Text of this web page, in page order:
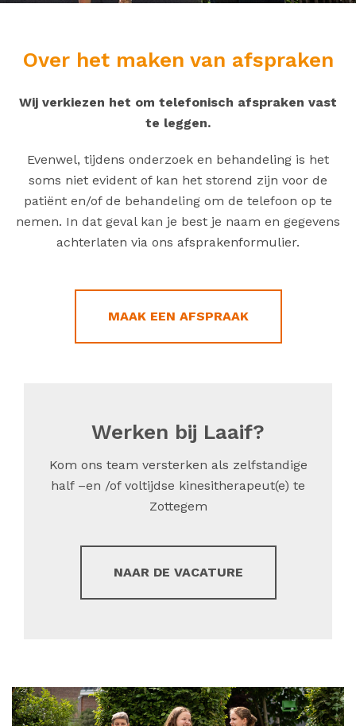
Over het maken van afspraken
Wij verkiezen het om telefonisch afspraken vast
te leggen.
Evenwel, tijdens onderzoek en behandeling is het
soms niet evident of kan het storend zijn voor de
patiënt en/of de behandeling om de telefoon op te
nemen. In dat geval kan je best je naam en gegevens
achterlaten via ons afsprakenformulier.
MAAK EEN AFSPRAAK
Werken bij Laaif?
Kom ons team versterken als zelfstandige
half –en /of voltijdse kinesitherapeut(e) te
Zottegem
NAAR DE VACATURE